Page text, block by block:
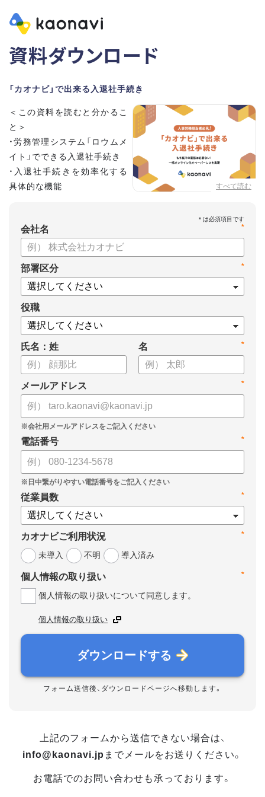
資料ダウンロード
「カオナビ」で出来る入退社手続き
すべて読む
＜この資料を読むと分かるこ
と＞
・労務管理システム「ロウムメ
イト」でできる入退社手続き
・入退社手続きを効率化する
具体的な機能
*
会社名
*
部署区分
役職
氏名：姓 *
名
*
メールアドレス
*
電話番号
*
従業員数
*
カオナビご利用状況
未導入
不明 導入済み
*
個人情報の取り扱い
個人情報の取り扱いについて同意します。
個人情報の取り扱い
ダウンロードする
フォーム送信後、ダウンロードページへ移動します。
上記のフォームから送信できない場合は、
info@kaonavi.jp までメールをお送りください。
お電話でのお問い合わせも承っております。